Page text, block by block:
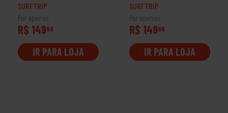
SURFTRIP
Por apenas
R$ 14999
IR PARA LOJA
SURFTRIP
Por apenas
R$ 14999
IR PARA LOJA